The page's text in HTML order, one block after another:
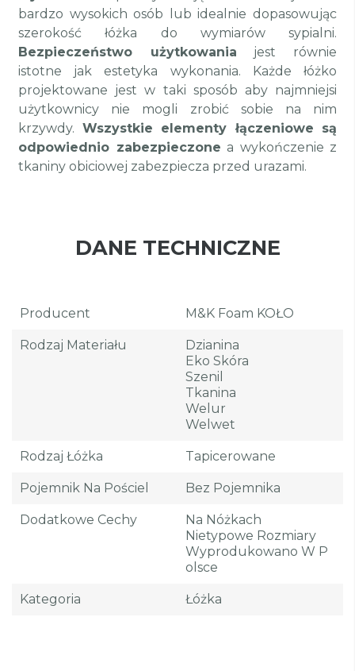
bardzo wysokich osób lub idealnie dopasowując
szerokość łóżka do wymiarów sypialni.
Bezpieczeństwo użytkowania jest równie
istotne jak estetyka wykonania. Każde łóżko
projektowane jest w taki sposób aby najmniejsi
użytkownicy nie mogli zrobić sobie na nim
krzywdy. Wszystkie elementy łączeniowe są
odpowiednio zabezpieczone a wykończenie z
tkaniny obiciowej zabezpiecza przed urazami.
DANE TECHNICZNE
Producent M&K Foam KOŁO
Rodzaj Materiału
Dzianina
Eko Skóra
Szenil
Tkanina
Welur
Welwet
Rodzaj Łóżka Tapicerowane
Pojemnik Na Pościel Bez Pojemnika
Dodatkowe Cechy
Na Nóżkach
Nietypowe Rozmiary
Wyprodukowano W P
Olsce
Kategoria Łóżka